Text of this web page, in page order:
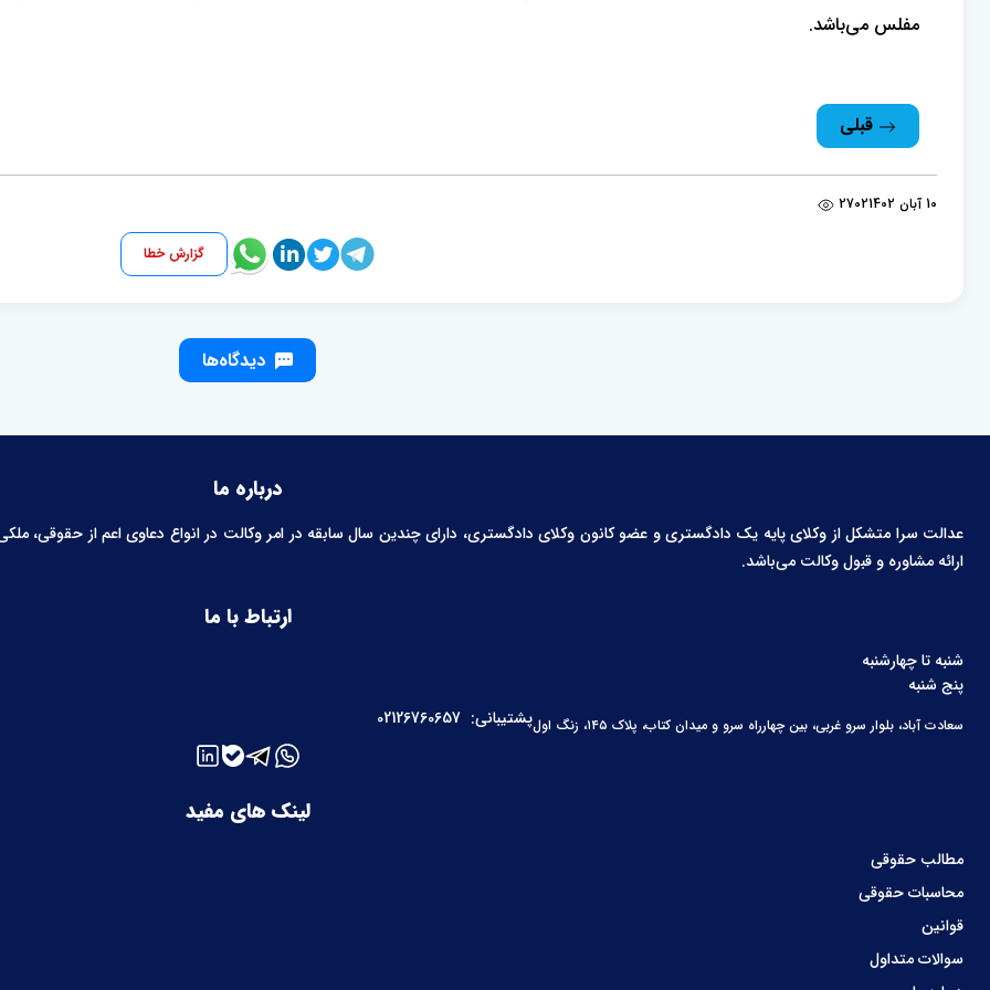
مفلس می‌باشد.
قبلی
10 آبان 1402 2702
گزارش خطا
دیدگاه‌ها
درباره ما
عدالت سرا متشکل از وکلای پایه یک دادگستری و عضو کانون وکلای دادگستری، دارای چندین سال سابقه در امر وکالت در انواع دعاوی اعم از حقوقی،
ارائه مشاوره و قبول وکالت می‌باشد.
لینک های مفید
مطالب حقوقی
محاسبات حقوقی
قوانین
سوالات متداول
ارتباط با ما
شنبه تا چهارشنبه
پنج شنبه
سعادت آباد، بلوار سرو غربی، بین چهارراه سرو و میدان کتاب، پلاک ۱۴۵، زنگ اول پشتیبانی: 02126760657